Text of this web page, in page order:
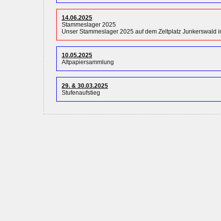
14.06.2025
Stammeslager 2025
Unser Stammeslager 2025 auf dem Zeltplatz Junkerswald
10.05.2025
Altpapiersammlung
29. & 30.03.2025
Stufenaufstieg